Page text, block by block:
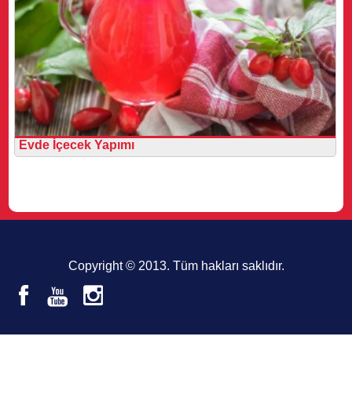
Evde İçecek Yapımı
Copyright © 2013. Tüm hakları saklıdır.